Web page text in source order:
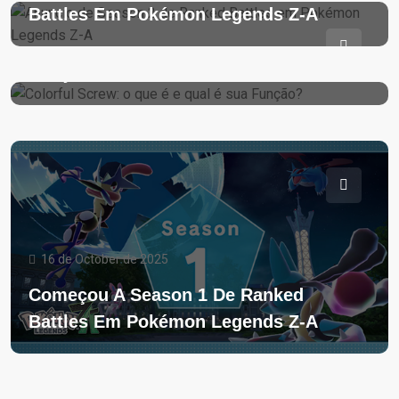
Battles Em Pokémon Legends Z-A
18 de October de 2025
Colorful Screw: O Que É E Qual É Sua
16 de October de 2025
Começou A Season 1 De Ranked
Battles Em Pokémon Legends Z-A